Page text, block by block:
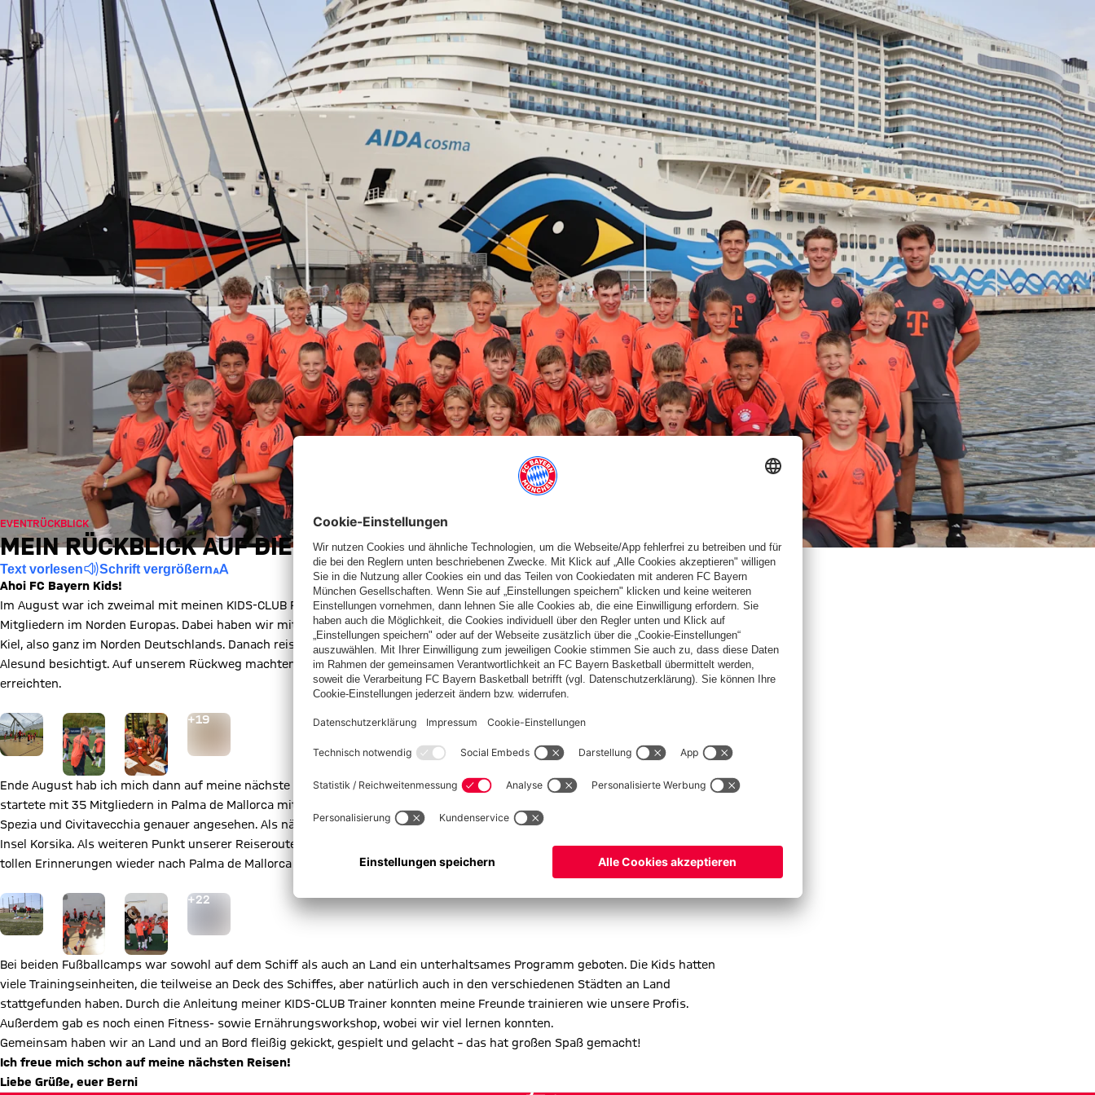
EVENTRÜCKBLICK
MEIN RÜCKBLICK AUF DIE FUSSBALLCAMPS AUF HOHER SEE
Text vorlesen Schrift vergrößern
Ahoi FC Bayern Kids!
Im August war ich zweimal mit meinen KIDS-CLUB Freunden auf hoher See unterwegs! Zuerst war ich eine Woche mit 37
Mitgliedern im Norden Europas. Dabei haben wir mit der AIDAnova vor allem Norwegen und Dänemark angesteuert. Los gin‘s in
Kiel, also ganz im Norden Deutschlands. Danach reisten wir weiter nach Norwegen. Dort haben wir die Städte Bergen und
Alesund besichtigt. Auf unserem Rückweg machten wir noch einen Halt in Kopenhagen bevor wir wieder den Hafen in Kiel
erreichten.
Gehe zu Gallerie Seite: Zur Bildergalerie
+19
Ende August hab ich mich dann auf meine nächste bärenstarke Schiffsreise begeben. Diesmal aber in den Süden. Die Reise
startete mit 35 Mitgliedern in Palma de Mallorca mit der AIDAcosma Richtung Italien. Dort angekommen haben wir uns La
Spezia und Civitavecchia genauer angesehen. Als nächstes steuerten wir Ajaccio an, dass ist eine Stadt auf der französischen
Insel Korsika. Als weiteren Punkt unserer Reiseroute haben wir in Barcelona das Schiff verlassen. Danach sind wir mit vielen
tollen Erinnerungen wieder nach Palma de Mallorca zurückgekehrt.
Gehe zu Gallerie Seite: Zur Bildergalerie
+22
Bei beiden Fußballcamps war sowohl auf dem Schiff als auch an Land ein unterhaltsames Programm geboten. Die Kids hatten
viele Trainingseinheiten, die teilweise an Deck des Schiffes, aber natürlich auch in den verschiedenen Städten an Land
stattgefunden haben. Durch die Anleitung meiner KIDS-CLUB Trainer konnten meine Freunde trainieren wie unsere Profis.
Außerdem gab es noch einen Fitness- sowie Ernährungsworkshop, wobei wir viel lernen konnten.
Gemeinsam haben wir an Land und an Bord fleißig gekickt, gespielt und gelacht – das hat großen Spaß gemacht!
Ich freue mich schon auf meine nächsten Reisen!
Liebe Grüße, euer Berni